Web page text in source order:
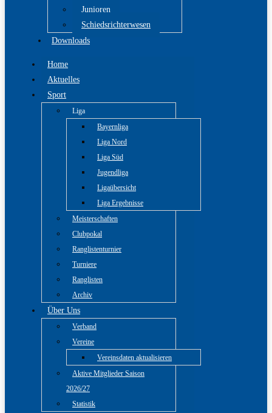
Junioren
Schiedsrichterwesen
Downloads
Home
Aktuelles
Sport
Liga
Bayernliga
Liga Nord
Liga Süd
Jugendliga
Ligaübersicht
Liga Ergebnisse
Meisterschaften
Clubpokal
Ranglistenturnier
Turniere
Ranglisten
Archiv
Über Uns
Verband
Vereine
Vereinsdaten aktualisieren
Aktive Mitglieder Saison
2026/27
Statistik